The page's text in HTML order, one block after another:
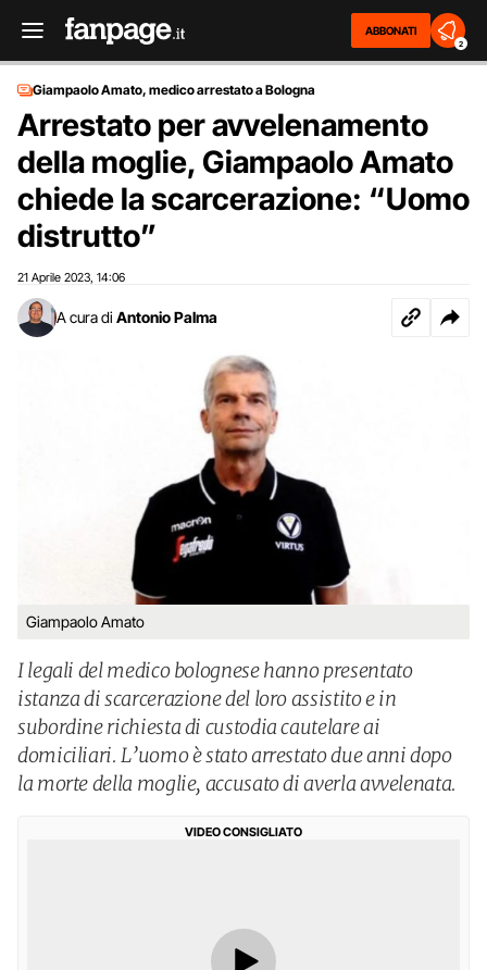
ABBONATI
2
Giampaolo Amato, medico arrestato a Bologna
Arrestato per avvelenamento
della moglie, Giampaolo Amato
chiede la scarcerazione: “Uomo
distrutto”
21 Aprile 2023 14:06
A cura di Antonio Palma
Giampaolo Amato
I legali del medico bolognese hanno presentato
istanza di scarcerazione del loro assistito e in
subordine richiesta di custodia cautelare ai
domiciliari. L’uomo è stato arrestato due anni dopo
la morte della moglie, accusato di averla avvelenata.
VIDEO CONSIGLIATO